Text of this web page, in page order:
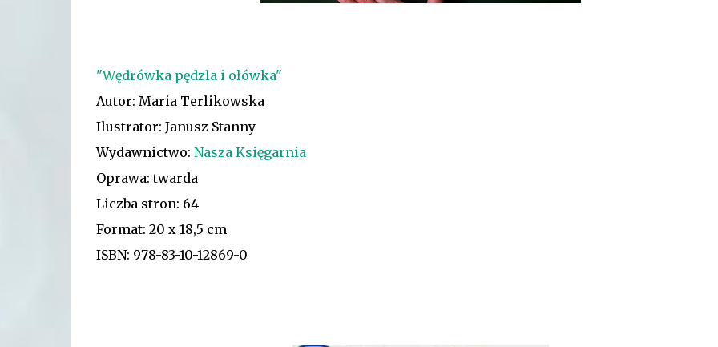
"Wędrówka pędzla i ołówka"
Autor: Maria Terlikowska
Ilustrator: Janusz Stanny
Wydawnictwo: Nasza Księgarnia
Oprawa: twarda
Liczba stron: 64
Format: 20 x 18,5 cm
ISBN: 978-83-10-12869-0